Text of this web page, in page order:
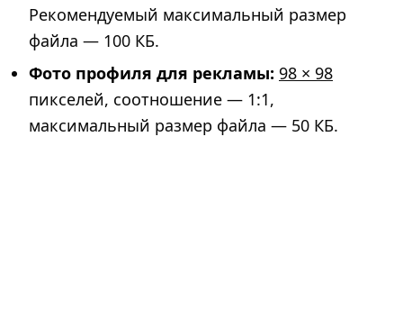
Рекомендуемый максимальный размер
файла — 100 КБ.
Фото профиля для рекламы: 98 × 98
пикселей, соотношение — 1:1,
максимальный размер файла — 50 КБ.